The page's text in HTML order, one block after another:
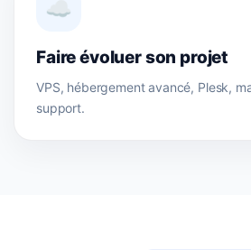
☁️
Faire évoluer son projet
VPS, hébergement avancé, Plesk,
support.